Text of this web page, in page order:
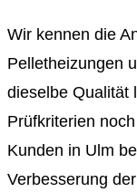
Wir kennen die
Pelletheizungen
dieselbe Qualität
Prüfkriterien
Kunden in Ulm
Verbesserung